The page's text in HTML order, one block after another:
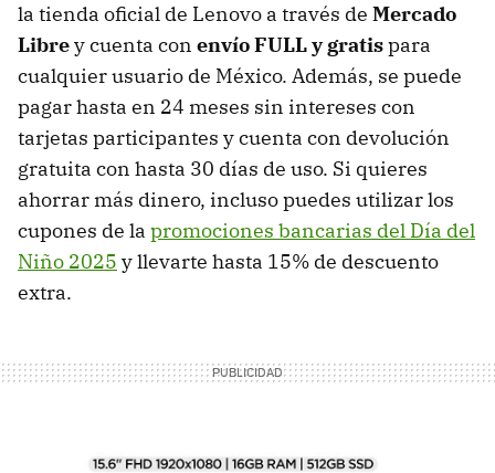
la tienda oficial de Lenovo a través de Mercado
Librey cuenta con envío FULL y gratispara
cualquier usuario de México. Además, se puede
pagar hasta en 24 meses sin intereses con
tarjetas participantes y cuenta con devolución
gratuita con hasta 30 días de uso. Si quieres
ahorrar más dinero, incluso puedes utilizar los
cupones de la promociones bancarias del Día del
Niño 2025 y llevarte hasta 15% de descuento
extra.